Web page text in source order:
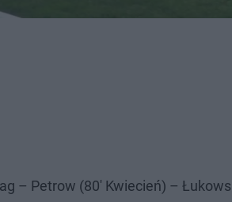
– Petrow (80' Kwiecień) –